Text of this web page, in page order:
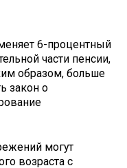
6-процентный
части пенсии,
образом, больше
закон о
могут
возраста с